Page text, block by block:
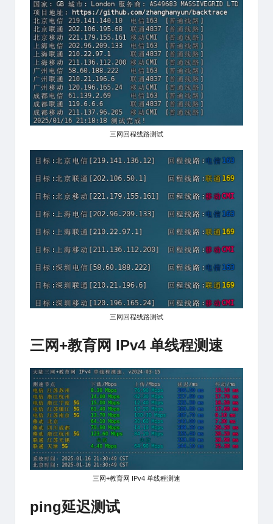
三网回程线路测试
三网回程线路测试
三网+教育网 IPv4 单线程测速
三网+教育网 IPv4 单线程测速
ping延迟测试